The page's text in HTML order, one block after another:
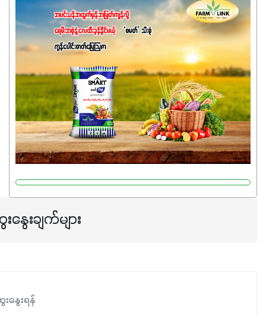
အက်စစ်တို့ အချိုးကျ ပေါင်းစပ်ထားတဲ့ ကွန်ပေါင်း
ဓာတ်မြေဩဇာဖြစ်ပါတယ်။ အဓိကအကျိုးကျေးဇူးတွေအနေနဲ့
ကတော့ နိုက်ထရိုဂျင် 19%ပါဝင်တဲ့အတွက် ကလိုရိုဖီးလ်ဖွဲ့စည်း
မှုကို အားပေးကာ သီးနှံပင်များ၏အရွက်များစိမ်းလန်းသန်စွမ်း
ပြီး အစာချက်လုပ်မှုအားကောင်းစေပါတယ်။ အပင်၏ပင်ပိုင်း
ကြီးထွားမှုကို တိုးမြင့်စေကာ အပင်သန်၍ အကြီးမြန်စေပါတယ်။
သင့်တော်တဲ့ Phosphorus 7%ပါဝင်မှုကြောင့် အပင်ရဲ့ အမြစ်
ဖွဲ့စည်းတည်ဆောက်မှုကို ပို၍သန်မာလာအောင် အားပေးပါ
တယ်။ ဒါ့အပြင် ပန်းပွင့်ခြင်း၊အသီးသီးခြင်း၊အစေ့တည်ခြင်း
လုပ်ငန်းစဉ်များကိုလည်း အားပေးပါတယ်။ လုံလောက်တဲ့
အရသာ ပိုမိုကောင်းမွန်စေဖို့အတွက် လိုအပ်တဲ့အာဟာရဓာတ်
ဖြစ်ပါတယ်။ ဟူးမစ်အက်စစ်ပါဝင်ပေါင်းစပ်ထားတဲ့အတွက်
နှံစားသီးနှံများ၊ပဲအမျိုးမျိုး၊ဟင်းသီးဟင်းရွက်နဲ့ ဥယျာဉ်ခြံသီးနှံ
အားလုံးမှာ အသုံးပြုနိုင်တယ်ဆိုတော့ တစ်မျိုးတည်းနဲ့ အားလုံး
နွေးချက်များ
နွေးရန်